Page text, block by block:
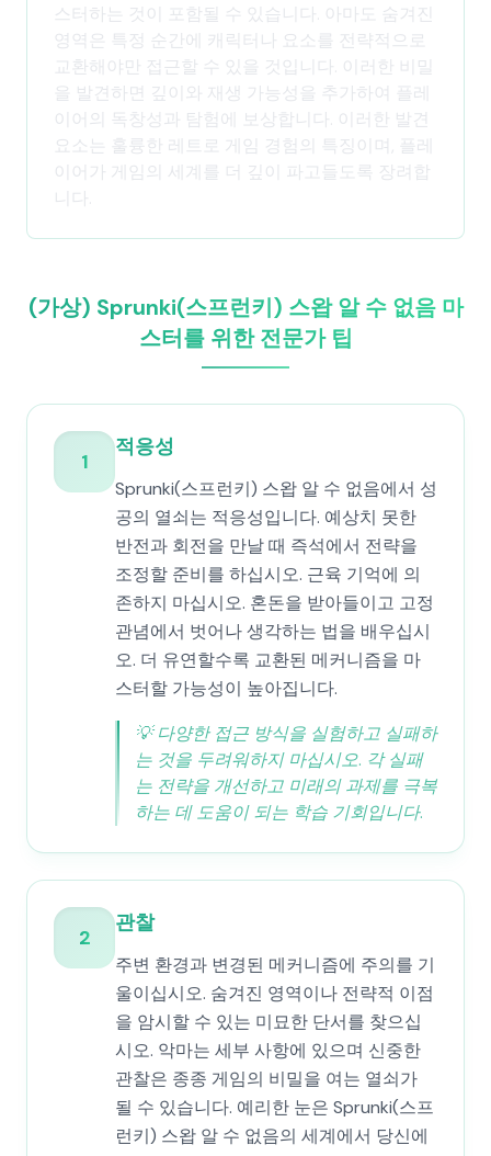
스터하는 것이 포함될 수 있습니다. 아마도 숨겨진
영역은 특정 순간에 캐릭터나 요소를 전략적으로
교환해야만 접근할 수 있을 것입니다. 이러한 비밀
을 발견하면 깊이와 재생 가능성을 추가하여 플레
이어의 독창성과 탐험에 보상합니다. 이러한 발견
요소는 훌륭한 레트로 게임 경험의 특징이며, 플레
이어가 게임의 세계를 더 깊이 파고들도록 장려합
니다.
(가상) Sprunki(스프런키) 스왑 알 수 없음 마
스터를 위한 전문가 팁
1
적응성
Sprunki(스프런키) 스왑 알 수 없음에서 성
공의 열쇠는 적응성입니다. 예상치 못한
반전과 회전을 만날 때 즉석에서 전략을
조정할 준비를 하십시오. 근육 기억에 의
존하지 마십시오. 혼돈을 받아들이고 고정
관념에서 벗어나 생각하는 법을 배우십시
오. 더 유연할수록 교환된 메커니즘을 마
스터할 가능성이 높아집니다.
💡다양한 접근 방식을 실험하고 실패하
는 것을 두려워하지 마십시오. 각 실패
는 전략을 개선하고 미래의 과제를 극복
하는 데 도움이 되는 학습 기회입니다.
2
관찰
주변 환경과 변경된 메커니즘에 주의를 기
울이십시오. 숨겨진 영역이나 전략적 이점
을 암시할 수 있는 미묘한 단서를 찾으십
시오. 악마는 세부 사항에 있으며 신중한
관찰은 종종 게임의 비밀을 여는 열쇠가
될 수 있습니다. 예리한 눈은 Sprunki(스프
런키) 스왑 알 수 없음의 세계에서 당신에